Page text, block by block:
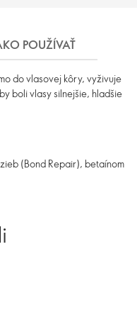
POUŽÍVAŤ
do vlasovej kôry, vyživuje
boli vlasy silnejšie, hladšie
(Bond Repair), betaínom